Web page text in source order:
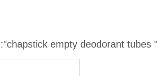
"chapstick empty deodorant tubes "